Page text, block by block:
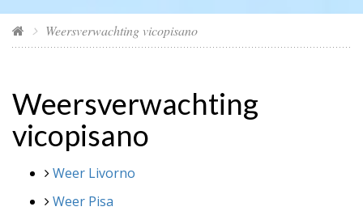
Weersverwachting vicopisano
Weersverwachting
vicopisano
Weer Livorno
Weer Pisa